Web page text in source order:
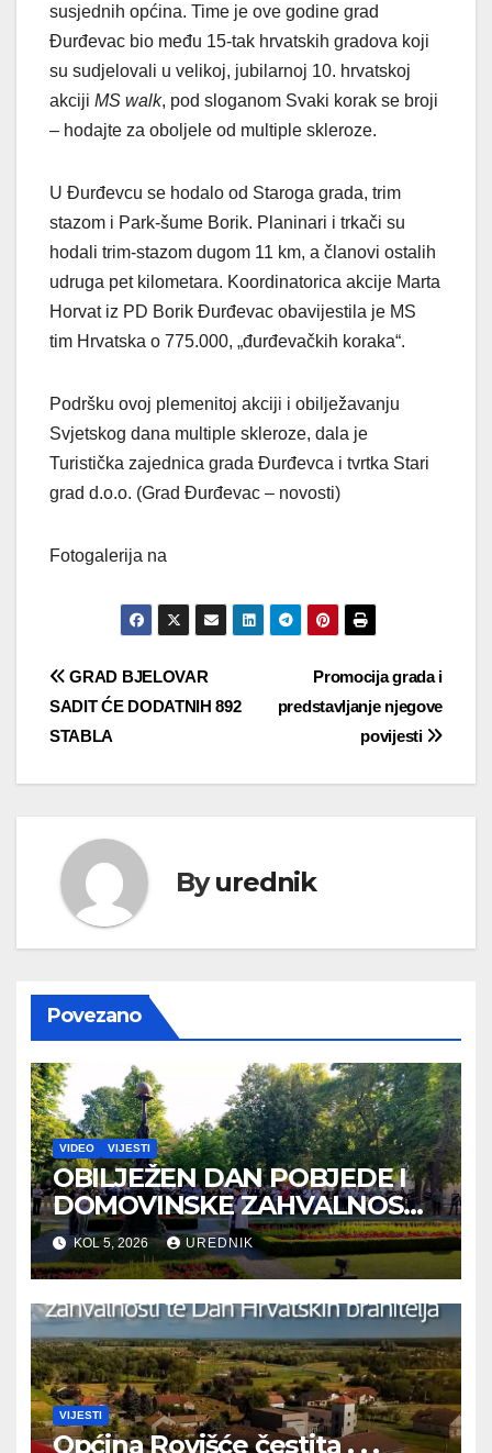
susjednih općina. Time je ove godine grad
Đurđevac bio među 15-tak hrvatskih gradova koji
su sudjelovali u velikoj, jubilarnoj 10. hrvatskoj
akciji MS walk, pod sloganom Svaki korak se broji
– hodajte za oboljele od multiple skleroze.
U Đurđevcu se hodalo od Staroga grada, trim
stazom i Park-šume Borik. Planinari i trkači su
hodali trim-stazom dugom 11 km, a članovi ostalih
udruga pet kilometara. Koordinatorica akcije Marta
Horvat iz PD Borik Đurđevac obavijestila je MS
tim Hrvatska o 775.000, „đurđevačkih koraka“.
Podršku ovoj plemenitoj akciji i obilježavanju
Svjetskog dana multiple skleroze, dala je
Turistička zajednica grada Đurđevca i tvrtka Stari
grad d.o.o. (Grad Đurđevac – novosti)
Fotogalerija na
Navigacija
objava
Promocija grada i
predstavljanje njegove
povijesti
GRAD BJELOVAR
SADIT ĆE DODATNIH 892
STABLA
Byurednik
Povezano
VIDEO VIJESTI
OBILJEŽEN DAN POBJEDE I
DOMOVINSKE ZAHVALNOSTI
TE DAN HRVATSKIH
BRANITELJA
KOL 5, 2026 UREDNIK
VIJESTI
Općina Rovišće čestita . . .